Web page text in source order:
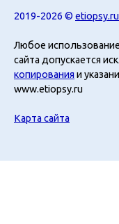
2019-2026 © etiopsy.ru
Любое
сайта допускается
копирования и
www.etiopsy.ru
Карта сайта